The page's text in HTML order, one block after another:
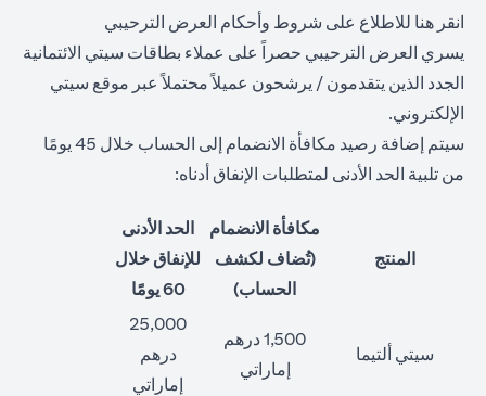
انقر هنا opens in a new tab
للاطلاع على شروط وأحكام العرض الترحيبي
يسري العرض الترحيبي حصراً على عملاء بطاقات سيتي الائتمانية
الجدد الذين يتقدمون / يرشحون عميلاً محتملاً عبر موقع سيتي
الإلكتروني.
سيتم إضافة رصيد مكافأة الانضمام إلى الحساب خلال 45 يومًا
من تلبية الحد الأدنى لمتطلبات الإنفاق أدناه:
المنتج
مكافأة الانضمام
(تُضاف لكشف
الحساب)
الحد الأدنى
للإنفاق خلال
60 يومًا
سيتي ألتيما
1,500 درهم
إماراتي
25,000
درهم
إماراتي